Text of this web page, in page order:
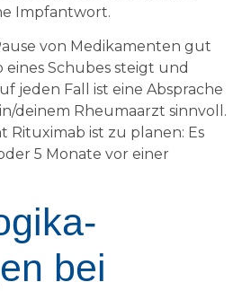
Impfantwort.
von Medikamenten gut
eines Schubes steigt und
jeden Fall ist eine Absprache
deinem Rheumaarzt sinnvoll.
Rituximab ist zu planen: Es
5 Monate vor einer
bei